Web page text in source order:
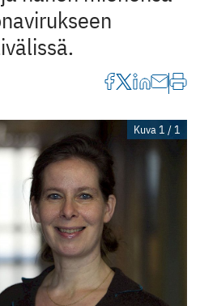
Kuva 1 / 1